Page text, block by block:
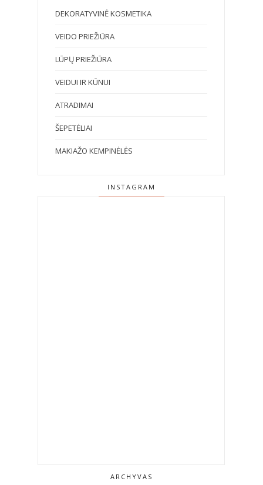
DEKORATYVINĖ KOSMETIKA
VEIDO PRIEŽIŪRA
LŪPŲ PRIEŽIŪRA
VEIDUI IR KŪNUI
ATRADIMAI
ŠEPETĖLIAI
MAKIAŽO KEMPINĖLĖS
INSTAGRAM
ARCHYVAS